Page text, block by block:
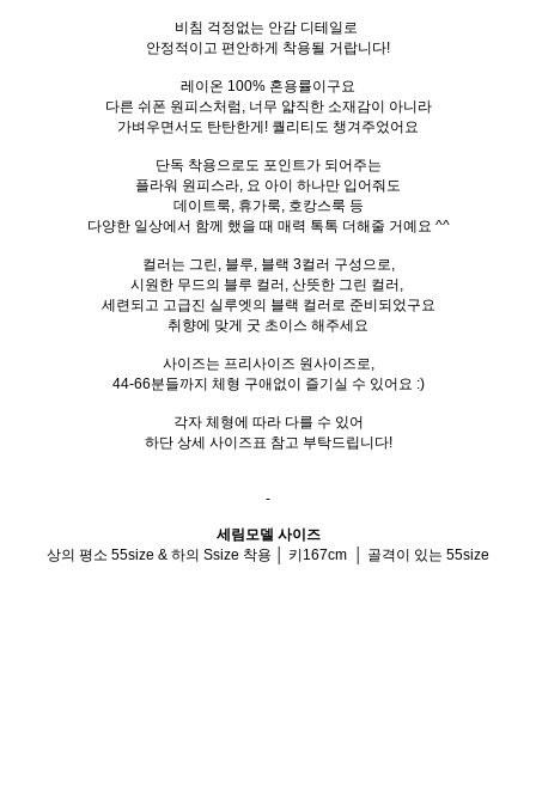
비침 걱정없는 안감 디테일로
안정적이고 편안하게 착용될 거랍니다!
레이온 100% 혼용률이구요
다른 쉬폰 원피스처럼, 너무 얇직한 소재감이 아니라
가벼우면서도 탄탄한게! 퀄리티도 챙겨주었어요
단독 착용으로도 포인트가 되어주는
플라워 원피스라, 요 아이 하나만 입어줘도
데이트룩, 휴가룩, 호캉스룩 등
다양한 일상에서 함께 했을 때 매력 톡톡 더해줄 거예요 ^^
컬러는 그린, 블루, 블랙 3컬러 구성으로,
시원한 무드의 블루 컬러, 산뜻한 그린 컬러,
세련되고 고급진 실루엣의 블랙 컬러로 준비되었구요
취향에 맞게 굿 초이스 해주세요
사이즈는 프리사이즈 원사이즈로,
44-66분들까지 체형 구애없이 즐기실 수 있어요 :)
각자 체형에 따라 다를 수 있어
하단 상세 사이즈표 참고 부탁드립니다!
-
세림모델 사이즈
상의 평소 55size & 하의 Ssize 착용 │ 키167cm │ 골격이 있는 55size